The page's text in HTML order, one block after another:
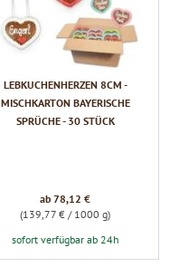
LEBKUCHENHERZEN 8CM -
MISCHKARTON BAYERISCHE
SPRÜCHE - 30 STÜCK
ab 78,12 €
(139,77 € / 1000 g)
sofort verfügbar ab 24h